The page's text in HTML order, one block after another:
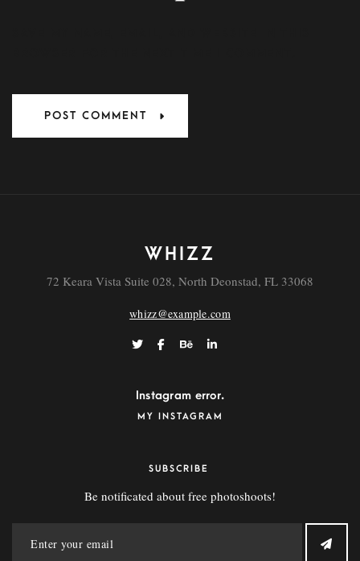
WHIZZ
72 Keara Vista Suite 028, North Deonstad, FL 33068
whizz@example.com
Instagram error.
MY INSTAGRAM
SUBSCRIBE
Be notificated about free photoshoots!